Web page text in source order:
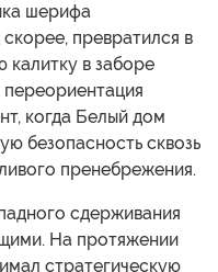
шерифа
превратился в
в заборе
когда Белый дом
безопасность сквозь
пренебрежения.
сдерживания
На протяжении
стратегическую